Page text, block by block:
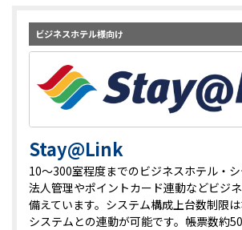
ビジネスホテル様向け
Stay@Link
10～300室程度までのビジネスホテル・シ
法人管理やポイントカード連動などビジ
備えています。システム構成上台数制限
システムとの連動が可能です。帳票数約50